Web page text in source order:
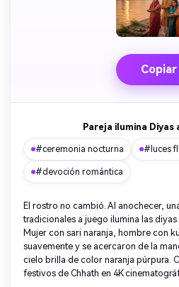
Copiar
Pareja ilumina
#ceremonia nocturna #luces
#devoción romántica
El rostro no cambió. Al anochecer,
tradicionales a juego ilumina las
Mujer con sari naranja, hombre con
suavemente y se acercaron de la
cielo brilla de color naranja púrpura.
festivos de Chhath en 4K